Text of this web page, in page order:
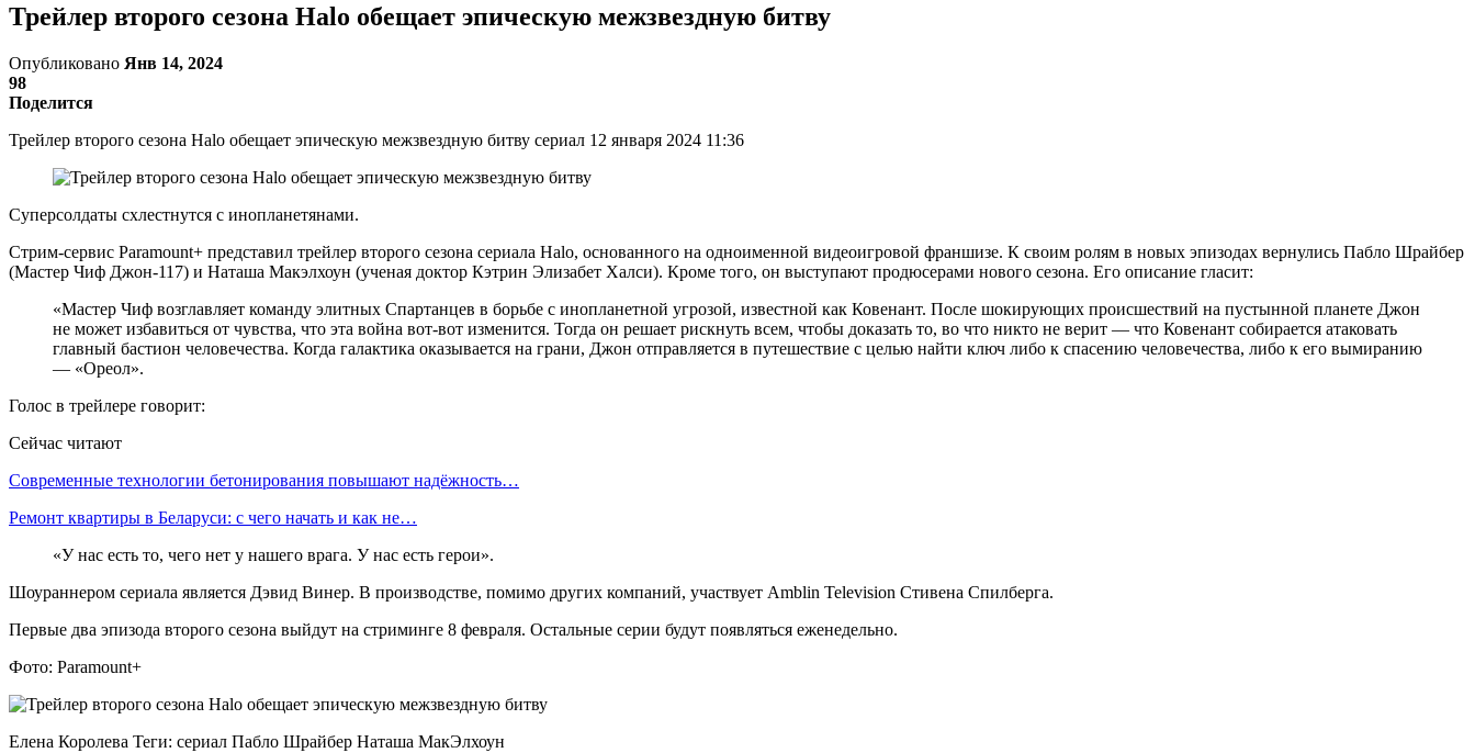
Трейлер второго сезона Halo обещает эпическую межзвездную битву
Опубликовано Янв 14, 2024
98
Поделится
Трейлер второго сезона Halo обещает эпическую межзвездную битву сериал 12 января 2024 11:36
Суперсолдаты схлестнутся с инопланетянами.
Стрим-сервис Paramount+ представил трейлер второго сезона сериала Halo, основанного на одноименной видеоигровой франшизе. К своим ролям в новых эпизодах вернулись Пабло Шрайбер
(Мастер Чиф Джон-117) и Наташа Макэлхоун (ученая доктор Кэтрин Элизабет Халси). Кроме того, он выступают продюсерами нового сезона. Его описание гласит:
«Мастер Чиф возглавляет команду элитных Спартанцев в борьбе с инопланетной угрозой, известной как Ковенант. После шокирующих происшествий на пустынной планете Джон
не может избавиться от чувства, что эта война вот-вот изменится. Тогда он решает рискнуть всем, чтобы доказать то, во что никто не верит — что Ковенант собирается атаковать
главный бастион человечества. Когда галактика оказывается на грани, Джон отправляется в путешествие с целью найти ключ либо к спасению человечества, либо к его вымиранию
— «Ореол».
Голос в трейлере говорит:
Сейчас читают
Современные технологии бетонирования повышают надёжность…
Ремонт квартиры в Беларуси: с чего начать и как не…
«У нас есть то, чего нет у нашего врага. У нас есть герои».
Шоураннером сериала является Дэвид Винер. В производстве, помимо других компаний, участвует Amblin Television Стивена Спилберга.
Первые два эпизода второго сезона выйдут на стриминге 8 февраля. Остальные серии будут появляться еженедельно.
Фото: Paramount+
Елена Королева Теги: сериал Пабло Шрайбер Наташа МакЭлхоун